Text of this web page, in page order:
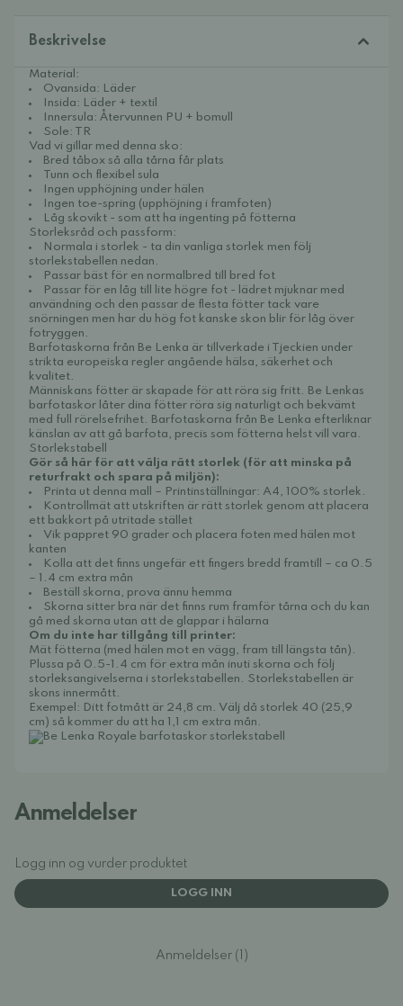
Beskrivelse
Material:
Ovansida: Läder
Insida: Läder + textil
Innersula: Återvunnen PU + bomull
Sole: TR
Vad vi gillar med denna sko:
Bred tåbox så alla tårna får plats
Tunn och flexibel sula
Ingen upphöjning under hälen
Ingen toe-spring (upphöjning i framfoten)
Låg skovikt - som att ha ingenting på fötterna
Storleksråd och passform:
Normala i storlek - ta din vanliga storlek men följ
storlekstabellen nedan.
Passar bäst för en normalbred till bred fot
Passar för en låg till lite högre fot - lädret mjuknar med
användning och den passar de flesta fötter tack vare
snörningen men har du hög fot kanske skon blir för låg över
fotryggen.
Barfotaskorna från Be Lenka är tillverkade i Tjeckien under
strikta europeiska regler angående hälsa, säkerhet och
kvalitet.
Människans fötter är skapade för att röra sig fritt. Be Lenkas
barfotaskor låter dina fötter röra sig naturligt och bekvämt
med full rörelsefrihet. Barfotaskorna från Be Lenka efterliknar
känslan av att gå barfota, precis som fötterna helst vill vara.
Storlekstabell
Gör så här för att välja rätt storlek (för att minska på
returfrakt och spara på miljön):
Printa ut denna mall
– Printinställningar: A4, 100% storlek.
Kontrollmät att utskriften är rätt storlek genom att placera
ett bakkort på utritade stället
Vik pappret 90 grader och placera foten med hälen mot
kanten
Kolla att det finns ungefär ett fingers bredd framtill – ca 0.5
– 1.4 cm extra mån
Beställ skorna, prova ännu hemma
Skorna sitter bra när det finns rum framför tårna och du kan
gå med skorna utan att de glappar i hälarna
Om du inte har tillgång till printer:
Mät fötterna (med hälen mot en vägg, fram till längsta tån).
Plussa på 0.5-1.4 cm för extra mån inuti skorna och följ
storleksangivelserna i storlekstabellen. Storlekstabellen är
skons innermått.
Exempel: Ditt fotmått är 24,8 cm. Välj då storlek 40 (25,9
cm) så kommer du att ha 1,1 cm extra mån.
Anmeldelser
Logg inn og vurder produktet
LOGG INN
Anmeldelser (1)